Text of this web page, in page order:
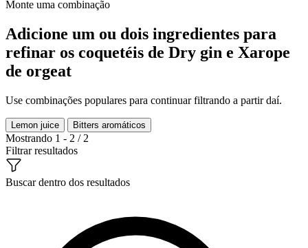
Monte uma combinação
Adicione um ou dois ingredientes para
refinar os coquetéis de Dry gin e Xarope
de orgeat
Use combinações populares para continuar filtrando a partir daí.
Lemon juice Bitters aromáticos
Mostrando 1 - 2 / 2
Filtrar resultados
Buscar dentro dos resultados